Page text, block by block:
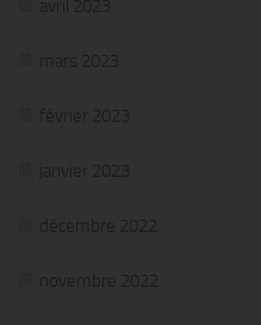
avril 2023
mars 2023
février 2023
janvier 2023
décembre 2022
novembre 2022